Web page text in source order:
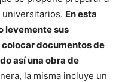
universitarios. En esta
levemente sus
documentos de
así una obra de
la misma incluye un